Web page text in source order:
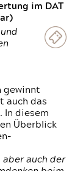
im DAT
gewinnt
auch das
In diesem
Überblick
auch der